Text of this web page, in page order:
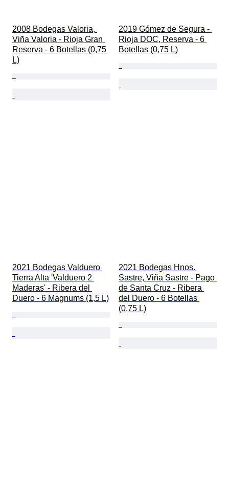
2008 Bodegas Valoria,
Viña Valoria - Rioja Gran
Reserva - 6 Botellas (0,75
L)
2019 Gómez de Segura -
Rioja DOC, Reserva - 6
Botellas (0,75 L)
2021 Bodegas Valduero
Tierra Alta 'Valduero 2
Maderas' - Ribera del
Duero - 6 Magnums (1,5 L)
2021 Bodegas Hnos.
Sastre, Viña Sastre - Pago
de Santa Cruz - Ribera
del Duero - 6 Botellas
(0,75 L)